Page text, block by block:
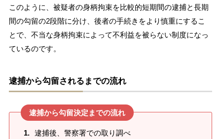
このように、被疑者の身柄拘束を比較的短期間の逮捕と長期
間の勾留の2段階に分け、後者の手続きをより慎重にするこ
とで、不当な身柄拘束によって不利益を被らない制度になっ
ているのです。
逮捕から勾留されるまでの流れ
逮捕から勾留決定までの流れ
逮捕後、警察署での取り調べ